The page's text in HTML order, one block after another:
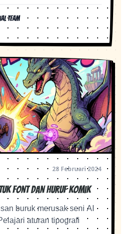
Team
28 Februari 2024
Font dan Huruf Komik
buruk merusak seni AI
aturan tipografi